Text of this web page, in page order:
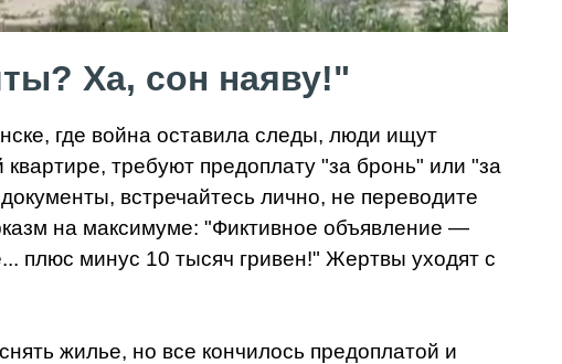
Ха, сон наяву!"
где война оставила следы, люди ищут
требуют предоплату "за бронь" или "за
встречайтесь лично, не переводите
на максимуме: "Фиктивное объявление —
плюс минус 10 тысяч гривен!" Жертвы уходят с
жилье, но все кончилось предоплатой и